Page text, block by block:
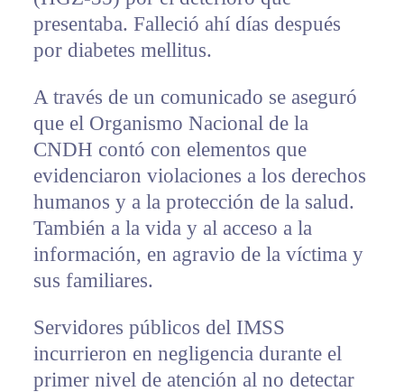
presentaba. Falleció ahí días después
por diabetes mellitus.
A través de un comunicado se aseguró
que el Organismo Nacional de la
CNDH contó con elementos que
evidenciaron violaciones a los derechos
humanos y a la protección de la salud.
También a la vida y al acceso a la
información, en agravio de la víctima y
sus familiares.
Servidores públicos del IMSS
incurrieron en negligencia durante el
primer nivel de atención al no detectar